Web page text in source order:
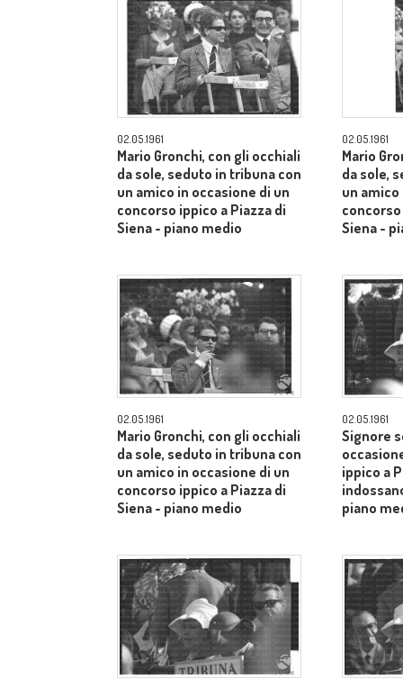
02.05.1961
Mario Gronchi, con gli occhiali
da sole, seduto in tribuna con
un amico in occasione di un
concorso ippico a Piazza di
Siena - piano medio
02.05.1961
Mario
da sole,
un
Siena -
02.05.1961
Mario Gronchi, con gli occhiali
da sole, seduto in tribuna con
un amico in occasione di un
concorso ippico a Piazza di
Siena - piano medio
02.05.1961
Signore
ippico a
piano